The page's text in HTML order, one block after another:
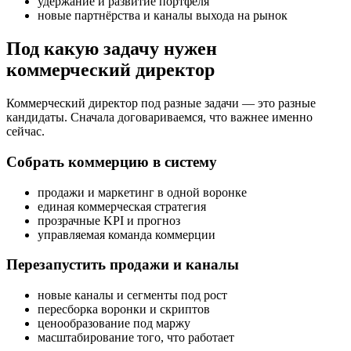
новые партнёрства и каналы выхода на рынок
Под какую задачу нужен
коммерческий директор
Коммерческий директор под разные задачи — это разные
кандидаты. Сначала договариваемся, что важнее именно
сейчас.
Собрать коммерцию в систему
продажи и маркетинг в одной воронке
единая коммерческая стратегия
прозрачные KPI и прогноз
управляемая команда коммерции
Перезапустить продажи и каналы
новые каналы и сегменты под рост
пересборка воронки и скриптов
ценообразование под маржу
масштабирование того, что работает